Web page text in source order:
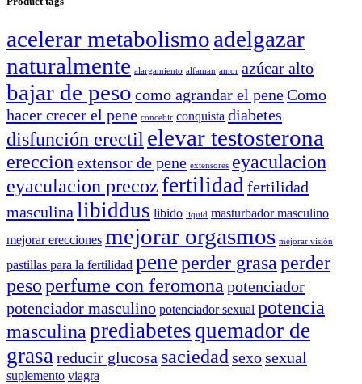
acelerar metabolismoadelgazar
naturalmente alargamiento alfaman amor azúcar alto
bajar de peso como agrandar el peneComo
hacer crecer el pene concebir conquista diabetes
disfunción erectil elevar testosterona
ereccion extensor de pene extensores eyaculacion
eyaculacion precozfertilidadfertilidad
masculina libiddus libido liquid masturbador masculino
mejorar erecciones mejorar orgasmos mejorar visión
pastillas para la fertilidad peneperder grasa perder
pesoperfume con feromona potenciador
potenciador masculino potenciador sexual potencia
masculina prediabetes quemador de
grasareducir glucosa saciedad sexosexual
suplemento viagra